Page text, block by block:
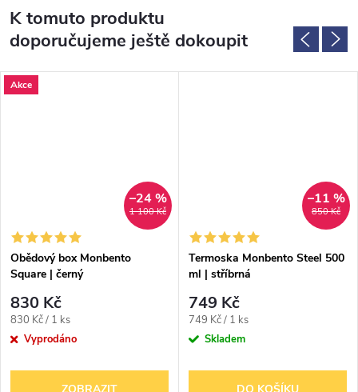
K tomuto produktu
doporučujeme ještě dokoupit
Akce
1 100 Kč
–24 %
Obědový box Monbento
Square | černý
830 Kč
Měrná
cena:
830 Kč / 1 ks
Vyprodáno
850 Kč
–11 %
Termoska Monbento Steel 500
ml | stříbrná
749 Kč
Měrná
cena:
749 Kč / 1 ks
Skladem